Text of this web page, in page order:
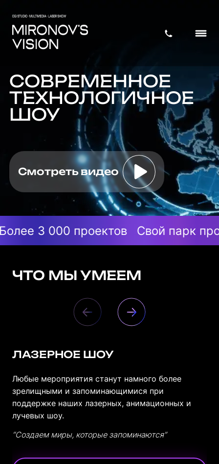
СОВРЕМЕННОЕ
ТЕХНОЛОГИЧНОЕ
ШОУ
Смотреть видео
проектов Свой парк
ЧТО МЫ УМЕЕМ
ЛАЗЕРНОЕ ШОУ
Любые мероприятия станут намного более
зрелищными и запоминающимися при
поддержке наших лазерных, анимационных и
лучевых шоу.
“Создаем миры, которые запоминаются”